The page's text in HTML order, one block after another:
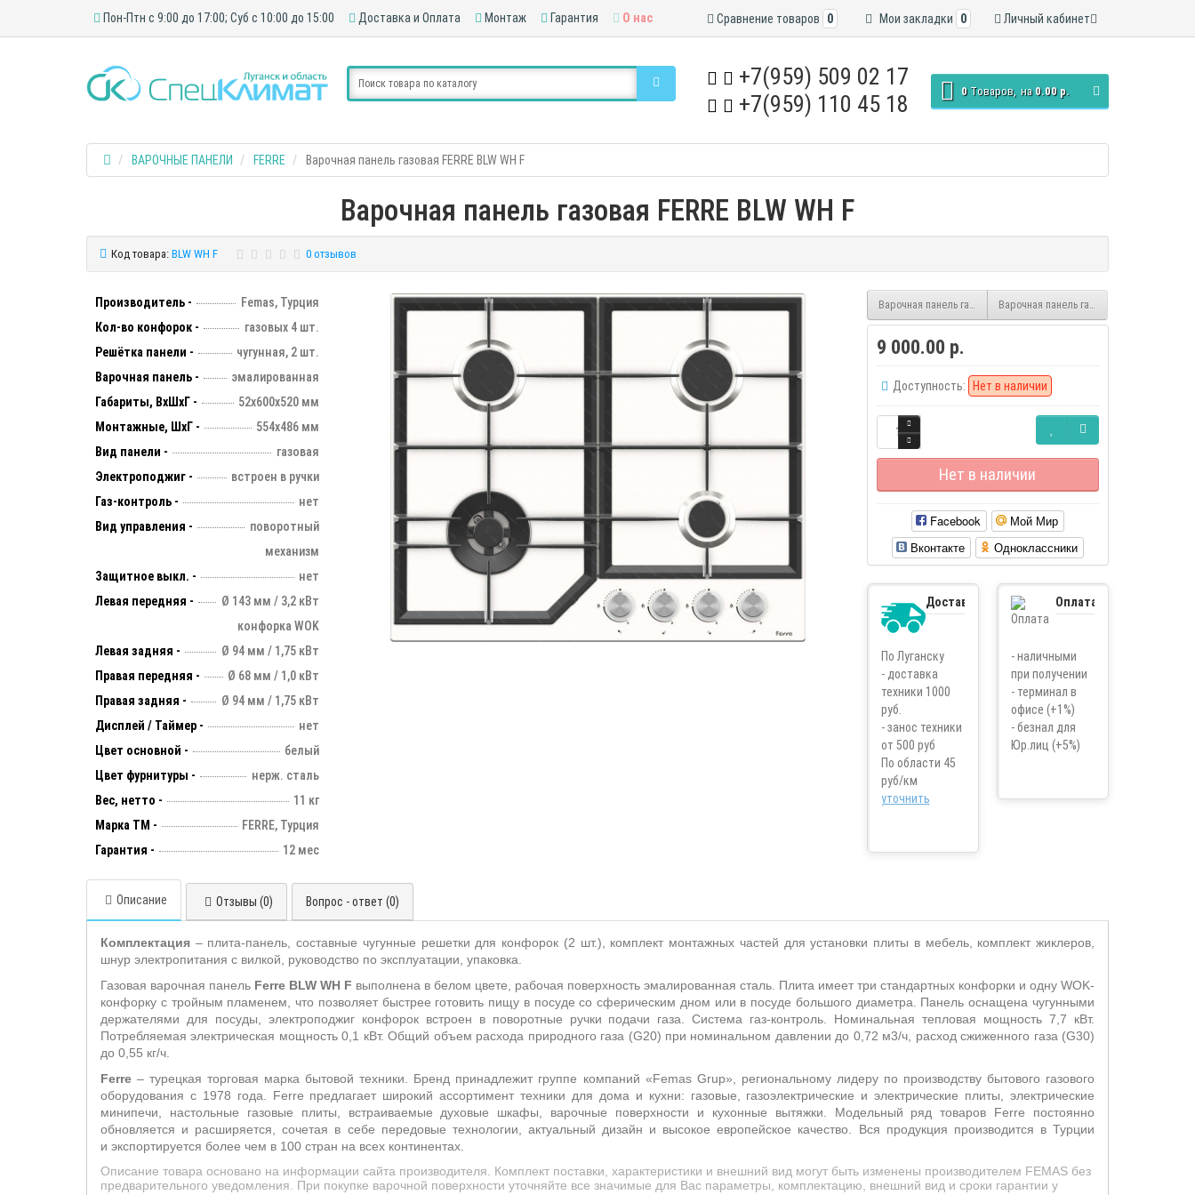
Пон-Птн с 9:00 до 17:00; Суб с 10:00 до 15:00 Доставка и Оплата Монтаж Гарантия О нас Личный кабинет
Мои закладки 0
Сравнение товаров 0
+7(959) 509 02 17
+7(959) 110 45 18
0 Tоваров, на 0.00 р.
ВАРОЧНЫЕ ПАНЕЛИ FERRE Варочная панель газовая FERRE BLW WH F
Варочная панель газовая FERRE BLW WH F
Код товара: BLW WH F 0 отзывов
Производитель -
Femas, Турция
Кол-во конфорок -
газовых 4 шт.
Решётка панели -
чугунная, 2 шт.
Варочная панель -
эмалированная
Габариты, ВхШхГ -
52х600х520 мм
Монтажные, ШхГ -
554х486 мм
Вид панели -
газовая
Электроподжиг -
встроен в ручки
Газ-контроль -
нет
Вид управления -
поворотный
механизм
Защитное выкл. -
нет
Левая передняя -
Ø 143 мм / 3,2 кВт
конфорка WOK
Левая задняя -
Ø 94 мм / 1,75 кВт
Правая передняя -
Ø 68 мм / 1,0 кВт
Правая задняя -
Ø 94 мм / 1,75 кВт
Дисплей / Таймер -
нет
Цвет основной -
белый
Цвет фурнитуры -
нерж. сталь
Вес, нетто -
11 кг
Марка ТМ -
FERRE, Турция
Гарантия -
12 мес
Варочная панель газовая FERRE BLW IXВарочная панель газовая FERRE BP6001
9 000.00 р.
Доступность: Нет в наличии
Нет в наличии
Facebook
Мой Мир
Вконтакте
Одноклассники
Доставка
По Луганску
- доставка
техники 1000
руб.
- занос техники
от 500 руб
По области 45
руб/км
уточнить
Оплата
- наличными
при получении
- терминал в
офисе (+1%)
- безнал для
Юр.лиц (+5%)
Описание Отзывы (0) Вопрос - ответ (0)
Комплектация – плита-панель, составные чугунные решетки для конфорок (2 шт.), комплект монтажных частей для установки плиты в мебель, комплект жиклеров,
шнур электропитания с вилкой, руководство по эксплуатации, упаковка.
Газовая варочная панель Ferre BLW WH F выполнена в белом цвете, рабочая поверхность эмалированная сталь . Плита имеет три стандартных конфорки и одну WOK-
конфорку с тройным пламенем, что позволяет быстрее готовить пищу в посуде со сферическим дном или в посуде большого диаметра. Панель оснащена чугунными
держателями для посуды, электроподжиг конфорок встроен в поворотные ручки подачи газа. Система газ-контроль. Номинальная тепловая мощность 7,7 кВт.
Потребляемая электрическая мощность 0,1 кВт. Общий объем расхода природного газа (G20) при номинальном давлении до 0,72 м3/ч, расход сжиженного газа (G30)
до 0,55 кг/ч.
Ferre – турецкая торговая марка бытовой техники. Бренд принадлежит группе компаний «Femas Grup», региональному лидеру по производству бытового газового
оборудования с 1978 года. Ferre предлагает широкий ассортимент техники для дома и кухни: газовые, газоэлектрические и электрические плиты, электрические
минипечи, настольные газовые плиты, встраиваемые духовые шкафы, варочные поверхности и кухонные вытяжки. Модельный ряд товаров Ferre постоянно
обновляется и расширяется, сочетая в себе передовые технологии, актуальный дизайн и высокое европейское качество. Вся продукция производится в Турции
и экспортируется более чем в 100 стран на всех континентах.
Описание товара основано на информации сайта производителя. Комплект поставки, характеристики и внешний вид могут быть изменены производителем FEMAS без
предварительного уведомления. При покупке варочной поверхности уточняйте все значимые для Вас параметры, комплектацию, внешний вид и сроки гарантии у